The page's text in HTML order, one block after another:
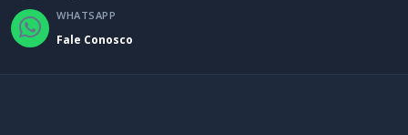
WHATSAPP
Fale Conosco